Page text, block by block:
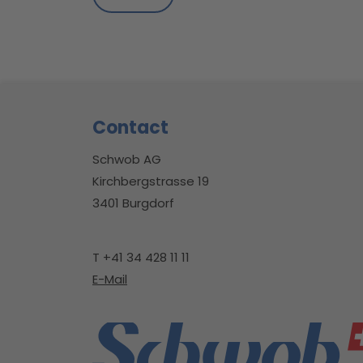
Contact
Schwob AG
Kirchbergstrasse 19
3401 Burgdorf
T +41 34 428 11 11
E-Mail